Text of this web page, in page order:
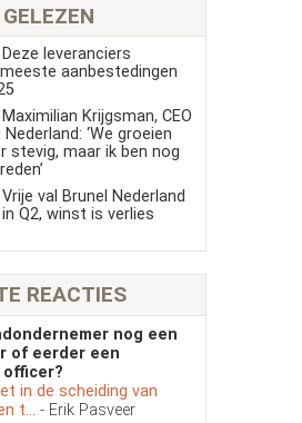
Deze leveranciers
aanbestedingen
Maximilian Krijgsman, CEO
Nederland: ‘We groeien
stevig, maar ik ben nog
Vrije val Brunel Nederland
Q2, winst is verlies
REACTIES
nog een
of eerder een
officer?
in de scheiding van
t... - Erik Pasveer